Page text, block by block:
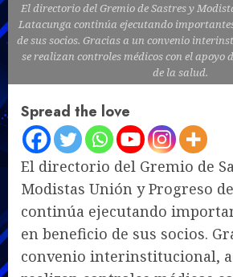
El directorio del Gremio de Sastres y
Latacunga continúa ejecutando
de sus socios. Gracias a un convenio
se realizan controles médicos con el apoyo
de la salud.
Spread the love
El directorio del Gremio de
Modistas Unión y Progreso
continúa ejecutando
en beneficio de sus socios.
convenio interinstitucional,